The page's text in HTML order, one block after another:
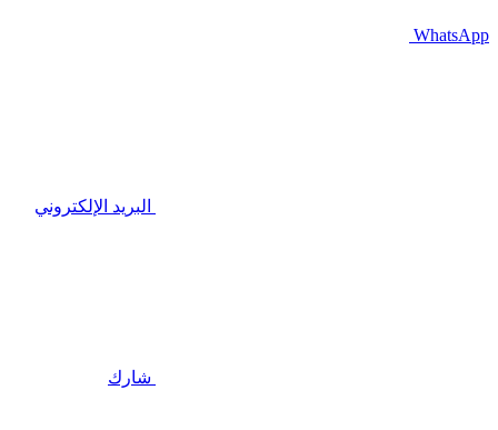
WhatsApp
البريد الإلكتروني
شارك